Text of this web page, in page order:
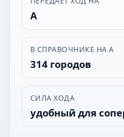
А
В СПРАВОЧНИКЕ НА А
314 городов
СИЛА ХОДА
удобный для